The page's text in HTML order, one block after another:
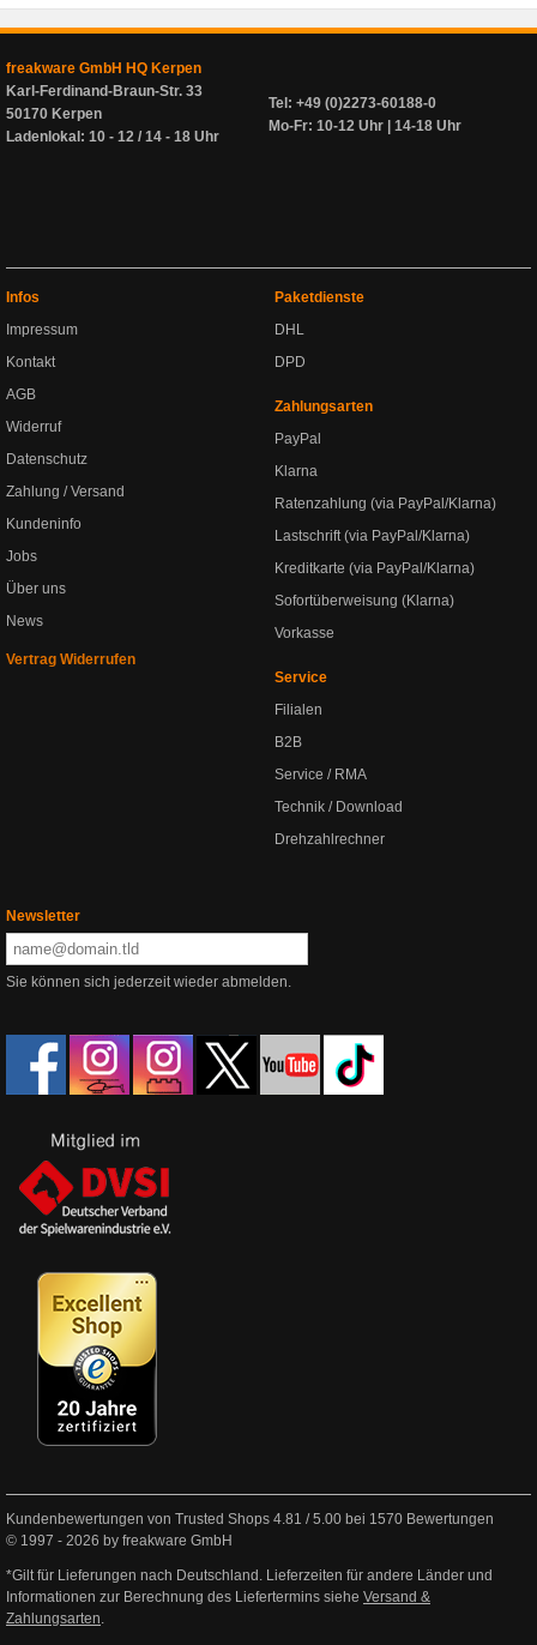
freakware GmbH HQ Kerpen
Karl-Ferdinand-Braun-Str. 33
50170 Kerpen
Ladenlokal: 10 - 12 / 14 - 18 Uhr
Tel: +49 (0)2273-60188-0
Mo-Fr: 10-12 Uhr | 14-18 Uhr
Infos
Impressum
Kontakt
AGB
Widerruf
Datenschutz
Zahlung / Versand
Kundeninfo
Jobs
Über uns
News
Vertrag Widerrufen
Paketdienste
DHL
DPD
Zahlungsarten
PayPal
Klarna
Ratenzahlung (via PayPal/Klarna)
Lastschrift (via PayPal/Klarna)
Kreditkarte (via PayPal/Klarna)
Sofortüberweisung (Klarna)
Vorkasse
Service
Filialen
B2B
Service / RMA
Technik / Download
Drehzahlrechner
Newsletter
Sie können sich jederzeit wieder abmelden.
Kundenbewertungen von Trusted Shops 4.81 /5.00 bei 1570 Bewertungen
© 1997 - 2026 by freakware GmbH
*Gilt für Lieferungen nach Deutschland. Lieferzeiten für andere Länder und
Informationen zur Berechnung des Liefertermins siehe Versand &
Zahlungsarten.